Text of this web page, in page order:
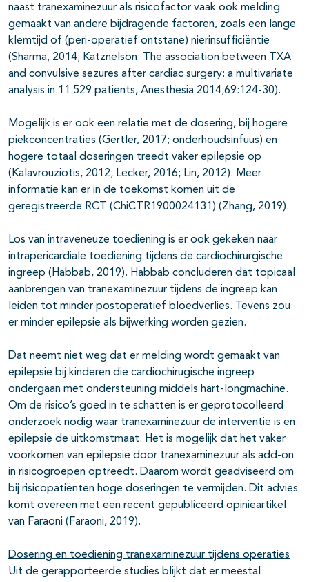
naast tranexaminezuur als risicofactor vaak ook melding
gemaakt van andere bijdragende factoren, zoals een lange
klemtijd of (peri-operatief ontstane) nierinsufficiëntie
(Sharma, 2014; Katznelson: The association between TXA
and convulsive sezures after cardiac surgery: a multivariate
analysis in 11.529 patients, Anesthesia 2014;69:124-30).
Mogelijk is er ook een relatie met de dosering, bij hogere
piekconcentraties (Gertler, 2017; onderhoudsinfuus) en
hogere totaal doseringen treedt vaker epilepsie op
(Kalavrouziotis, 2012; Lecker, 2016; Lin, 2012). Meer
informatie kan er in de toekomst komen uit de
geregistreerde RCT (ChiCTR1900024131) (Zhang, 2019).
Los van intraveneuze toediening is er ook gekeken naar
intrapericardiale toediening tijdens de cardiochirurgische
ingreep (Habbab, 2019). Habbab concluderen dat topicaal
aanbrengen van tranexaminezuur tijdens de ingreep kan
leiden tot minder postoperatief bloedverlies. Tevens zou
er minder epilepsie als bijwerking worden gezien.
Dat neemt niet weg dat er melding wordt gemaakt van
epilepsie bij kinderen die cardiochirugische ingreep
ondergaan met ondersteuning middels hart-longmachine.
Om de risico’s goed in te schatten is er geprotocolleerd
onderzoek nodig waar tranexaminezuur de interventie is en
epilepsie de uitkomstmaat. Het is mogelijk dat het vaker
voorkomen van epilepsie door tranexaminezuur als add-on
in risicogroepen optreedt. Daarom wordt geadviseerd om
bij risicopatiënten hoge doseringen te vermijden. Dit advies
komt overeen met een recent gepubliceerd opinieartikel
van Faraoni (Faraoni, 2019).
Dosering en toediening tranexaminezuur tijdens operaties
Uit de gerapporteerde studies blijkt dat er meestal